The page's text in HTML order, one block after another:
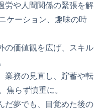
労や人間関係の緊張を解
ケーション、趣味の時
の価値観を広げ、スキル
業務の見直し、貯蓄や転
焦らず慎重に。
だ夢でも、目覚めた後の